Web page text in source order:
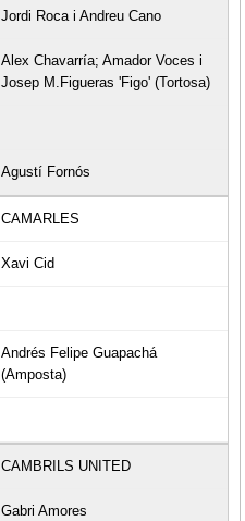
Jordi Roca i Andreu Cano
Alex Chavarría; Amador Voces i
Josep M.Figueras 'Figo' (Tortosa)
Agustí Fornós
CAMARLES
Xavi Cid
Andrés Felipe Guapachá
(Amposta)
CAMBRILS UNITED
Gabri Amores